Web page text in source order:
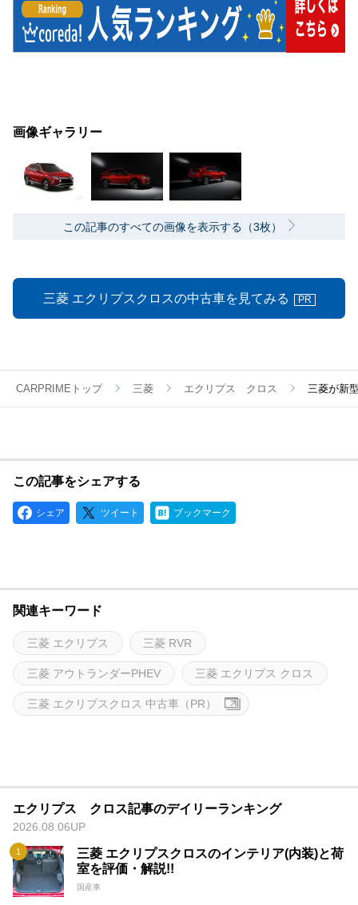
画像ギャラリー
この記事のすべての画像を表示する（3枚）
三菱 エクリプスクロスの中古車を見てみる PR
CARPRIMEトップ 三菱 エクリプス クロス 三菱が新
この記事をシェアする
シェア ツイート ブックマーク
関連キーワード
三菱 エクリプス 三菱 RVR
三菱 アウトランダーPHEV 三菱 エクリプス クロス
三菱 エクリプスクロス 中古車（PR）
エクリプス クロス記事のデイリーランキング
2026.08.06UP
三菱 エクリプスクロスのインテリア(内装)と荷
室を評価・解説!!
国産車